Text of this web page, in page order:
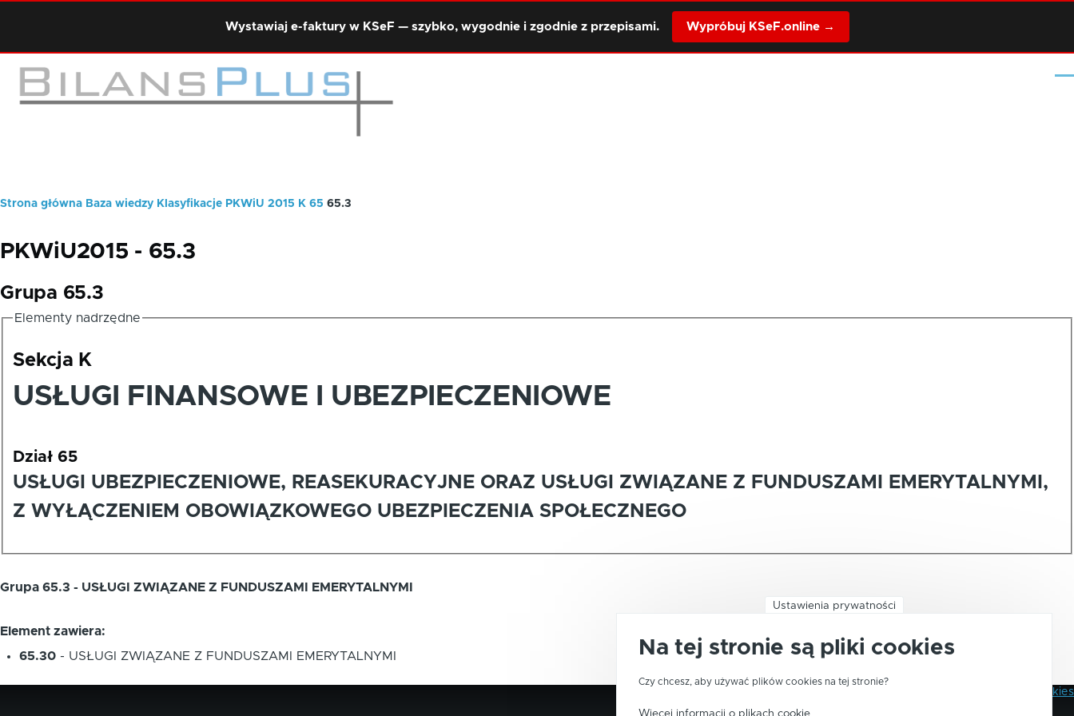
Wystawiaj e-faktury w KSeF — szybko, wygodnie i zgodnie z przepisami. Wypróbuj KSeF.online →
Ścieżka
nawigacyjna
Strona główna Baza wiedzy Klasyfikacje PKWiU 2015 K 65 65.3
PKWiU2015 - 65.3
Grupa 65.3
Elementy nadrzędne
Sekcja K
USŁUGI FINANSOWE I UBEZPIECZENIOWE
Dział 65
USŁUGI UBEZPIECZENIOWE, REASEKURACYJNE ORAZ USŁUGI ZWIĄZANE Z FUNDUSZAMI EMERYTALNYMI,
Z WYŁĄCZENIEM OBOWIĄZKOWEGO UBEZPIECZENIA SPOŁECZNEGO
Grupa 65.3 - USŁUGI ZWIĄZANE Z FUNDUSZAMI EMERYTALNYMI
Element zawiera:
65.30 - USŁUGI ZWIĄZANE Z FUNDUSZAMI EMERYTALNYMI
Pliki Cookies
Ustawienia prywatności
Na tej stronie są pliki cookies
Czy chcesz, aby używać plików cookies na tej stronie?
Więcej informacji o plikach cookie